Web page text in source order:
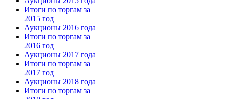
Итоги по торгам за
2015 год
Аукционы 2016 года
Итоги по торгам за
2016 год
Аукционы 2017 года
Итоги по торгам за
2017 год
Аукционы 2018 года
Итоги по торгам за